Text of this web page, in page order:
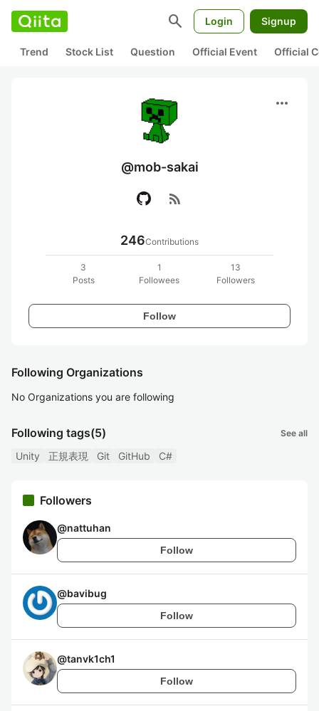
search Login Signup
Trend Stock List Question Official Event Official
more_horiz
@mob-sakai
rss_feed
246Contributions
3
Posts
1
Followees
13
Followers
Follow
Following Organizations
No Organizations you are following
Following tags(5) See all
Unity 正規表現 Git GitHub C#
Followers
@nattuhan
Follow
@bavibug
Follow
@tanvk1ch1
Follow